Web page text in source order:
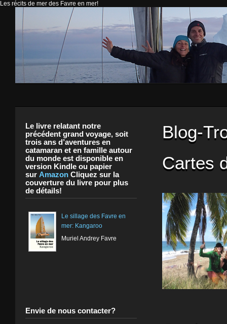
Les récits de mer des Favre en mer!
Les
Le livre relatant notre
précédent grand voyage, soit
trois ans d’aventures en
catamaran et en famille autour
du monde est disponible en
version Kindle ou papier
sur Amazon Cliquez sur la
couverture du livre pour plus
de détails!
Le sillage des Favre en
mer: Kangaroo
Muriel Andrey Favre
Envie de nous contacter?
Blog-
Cartes